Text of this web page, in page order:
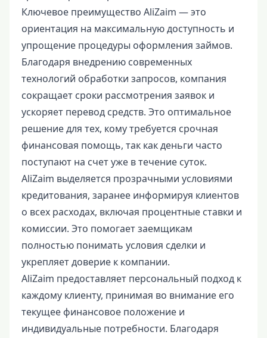
Ключевое преимущество AliZaim — это
ориентация на максимальную доступность и
упрощение процедуры оформления займов.
Благодаря внедрению современных
технологий обработки запросов, компания
сокращает сроки рассмотрения заявок и
ускоряет перевод средств. Это оптимальное
решение для тех, кому требуется срочная
финансовая помощь, так как деньги часто
поступают на счет уже в течение суток.
AliZaim выделяется прозрачными условиями
кредитования, заранее информируя клиентов
о всех расходах, включая процентные ставки и
комиссии. Это помогает заемщикам
полностью понимать условия сделки и
укрепляет доверие к компании.
AliZaim предоставляет персональный подход к
каждому клиенту, принимая во внимание его
текущее финансовое положение и
индивидуальные потребности. Благодаря